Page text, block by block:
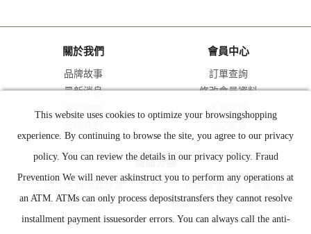
關於我們
品牌故事
最新消息
常見問題
會員中心
訂單查詢
修改會員資料
會員註冊
商品分類
精選台灣好茶｜茶葉
原葉茶包
禮盒｜冷泡茶瓶｜茶爆米花
課程｜體驗
AVPA世界茶葉大賽
This website uses cookies to optimize your browsingshopping
experience. By continuing to browse the site, you agree to our privacy
policy. You can review the details in our privacy policy. Fraud
Prevention We will never askinstruct you to perform any operations at
an ATM. ATMs can only process depositstransfers they cannot resolve
installment payment issuesorder errors. You can always call the anti-